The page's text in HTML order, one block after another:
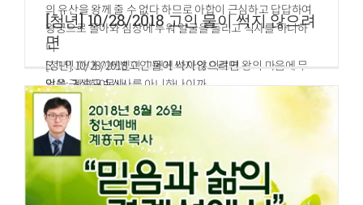
의 유산을 왕께 줄 수 없다 하므로 아합이 근심하고 답답하여
왕궁으로 돌아와 침상에 누워 얼굴을 돌리고 식사를 아니하
니
5.그의 아내 이세벨이 그에게 나아와 이르되 왕의 마음에 무
엇을 근심하여 식사를 아니하나이까
6.왕이 그에게 이르되 내가 이스르엘 사람 나봇에게 말하여
이르기를 네 포도원을 내게 주되 돈으로 바꾸거나 만일 네가
좋아하면 내가 그 대신에 포도원을 네게 주리라 한즉 그가 대
답하기를 내가 내 포도원을 네게 주지 아니하겠노라 하기 때
문이로다
7.그의 아내 이세벨이 그에게 이르되 왕이 지금 이스라엘 나
[청년] 10/28/2018 고인 물이 썩지 않으려
면
[청년] 10/28/2018 고인 물이 썩지 않으려면
말씀: 계흥규 목사
마가복음12:28~31
28.서기관 중 한 사람이 그들이 변론하는 것을 듣고 예수께서
잘 대답하신 줄을 알고 나아와 묻되 모든 계명 중에 첫째가 무
엇이니이까
29.예수께서 대답하시되 첫째는 이것이니 이스라엘아 들으라
주 곧 우리 하나님은 유일한 주시라